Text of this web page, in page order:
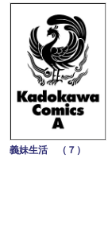
義妹生活 （７）